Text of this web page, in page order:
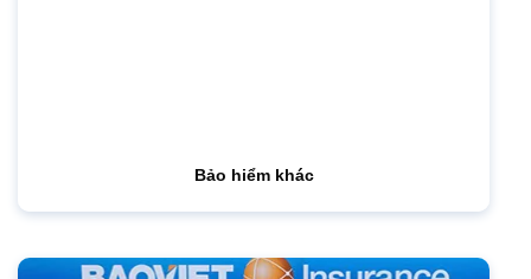
Bảo hiểm khác